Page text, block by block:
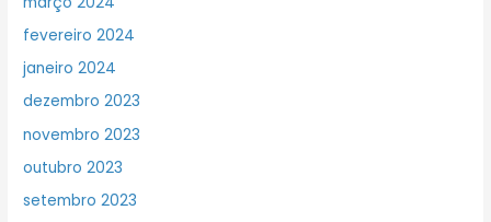
fevereiro 2024
janeiro 2024
dezembro 2023
novembro 2023
outubro 2023
setembro 2023